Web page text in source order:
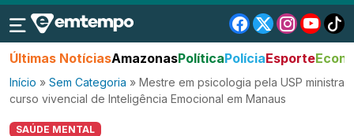
Últimas NotíciasAmazonasPolíticaPolíciaEsporte
Início » Sem Categoria » Mestre em psicologia pela USP ministra
curso vivencial de Inteligência Emocional em Manaus
SAÚDE MENTAL